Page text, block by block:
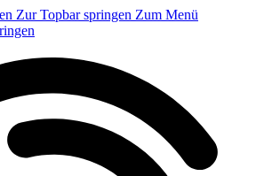
Zur Topbar springen Zum Menü